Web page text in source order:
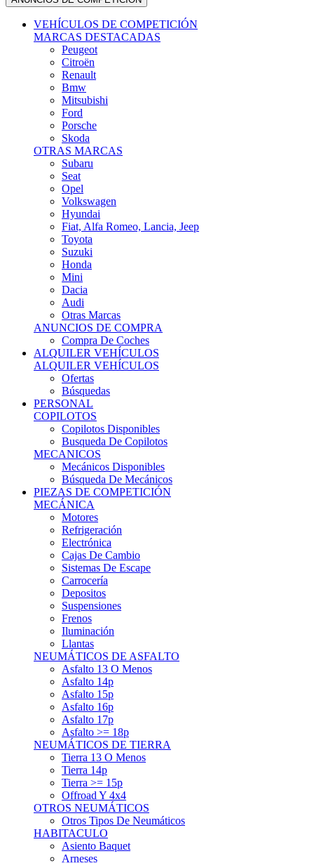
VEHÍCULOS DE COMPETICIÓN
MARCAS DESTACADAS
Peugeot
Citroën
Renault
Bmw
Mitsubishi
Ford
Porsche
Skoda
OTRAS MARCAS
Subaru
Seat
Opel
Volkswagen
Hyundai
Fiat, Alfa Romeo, Lancia, Jeep
Toyota
Suzuki
Honda
Mini
Dacia
Audi
Otras Marcas
ANUNCIOS DE COMPRA
Compra De Coches
ALQUILER VEHÍCULOS
ALQUILER VEHÍCULOS
Ofertas
Búsquedas
PERSONAL
COPILOTOS
Copilotos Disponibles
Busqueda De Copilotos
MECANICOS
Mecánicos Disponibles
Búsqueda De Mecánicos
PIEZAS DE COMPETICIÓN
MECÁNICA
Motores
Refrigeración
Electrónica
Cajas De Cambio
Sistemas De Escape
Carrocería
Depositos
Suspensiones
Frenos
Iluminación
Llantas
NEUMÁTICOS DE ASFALTO
Asfalto 13 O Menos
Asfalto 14p
Asfalto 15p
Asfalto 16p
Asfalto 17p
Asfalto >= 18p
NEUMÁTICOS DE TIERRA
Tierra 13 O Menos
Tierra 14p
Tierra >= 15p
Offroad Y 4x4
OTROS NEUMÁTICOS
Otros Tipos De Neumáticos
HABITACULO
Asiento Baquet
Arneses
Volantes